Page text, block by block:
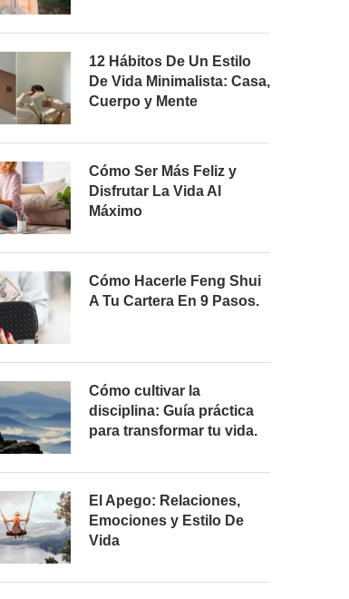
12 Hábitos De Un Estilo
De Vida Minimalista: Casa,
Cuerpo y Mente
Cómo Ser Más Feliz y
Disfrutar La Vida Al
Máximo
Cómo Hacerle Feng Shui
A Tu Cartera En 9 Pasos.
Cómo cultivar la
disciplina: Guía práctica
para transformar tu vida.
El Apego: Relaciones,
Emociones y Estilo De
Vida